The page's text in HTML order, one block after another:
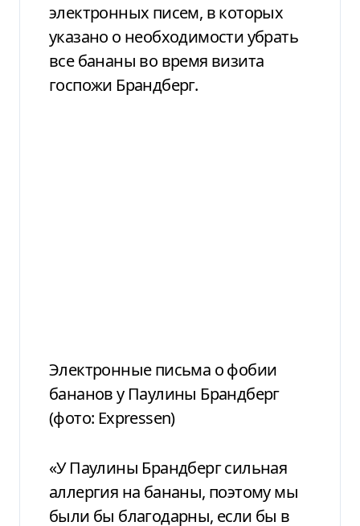
электронных писем, в которых
указано о необходимости убрать
все бананы во время визита
госпожи Брандберг.
Электронные письма о фобии
бананов у Паулины Брандберг
(фото: Expressen)
«У Паулины Брандберг сильная
аллергия на бананы, поэтому мы
были бы благодарны, если бы в